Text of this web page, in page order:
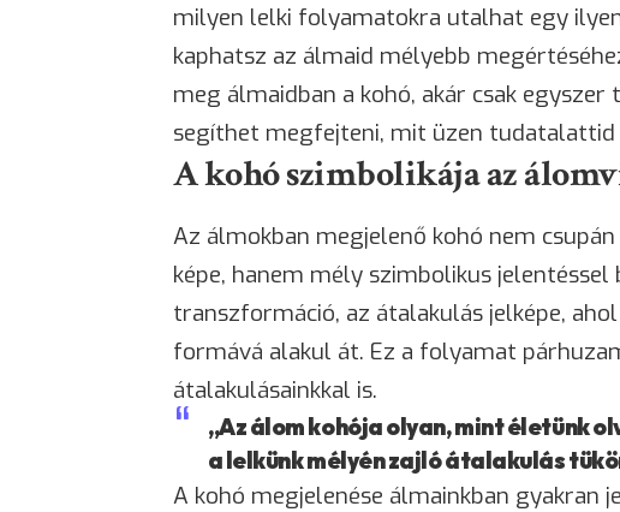
milyen lelki folyamatokra utalhat egy
kaphatsz az álmaid mélyebb
meg álmaidban a kohó, akár csak
segíthet megfejteni, mit üzen
A kohó szimbolikája az
Az álmokban megjelenő kohó nem
képe, hanem mély szimbolikus
transzformáció, az átalakulás jelképe,
formává alakul át. Ez a folyamat
átalakulásainkkal is.
„Az álom kohója olyan, mint életünk
a lelkünk mélyén zajló átalakulás
A kohó megjelenése álmainkban gyakran